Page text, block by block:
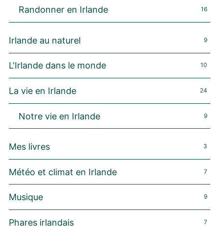
Randonner en Irlande 16
Irlande au naturel 9
L'Irlande dans le monde 10
La vie en Irlande 24
Notre vie en Irlande 9
Mes livres 3
Météo et climat en Irlande 7
Musique 9
Phares irlandais 7